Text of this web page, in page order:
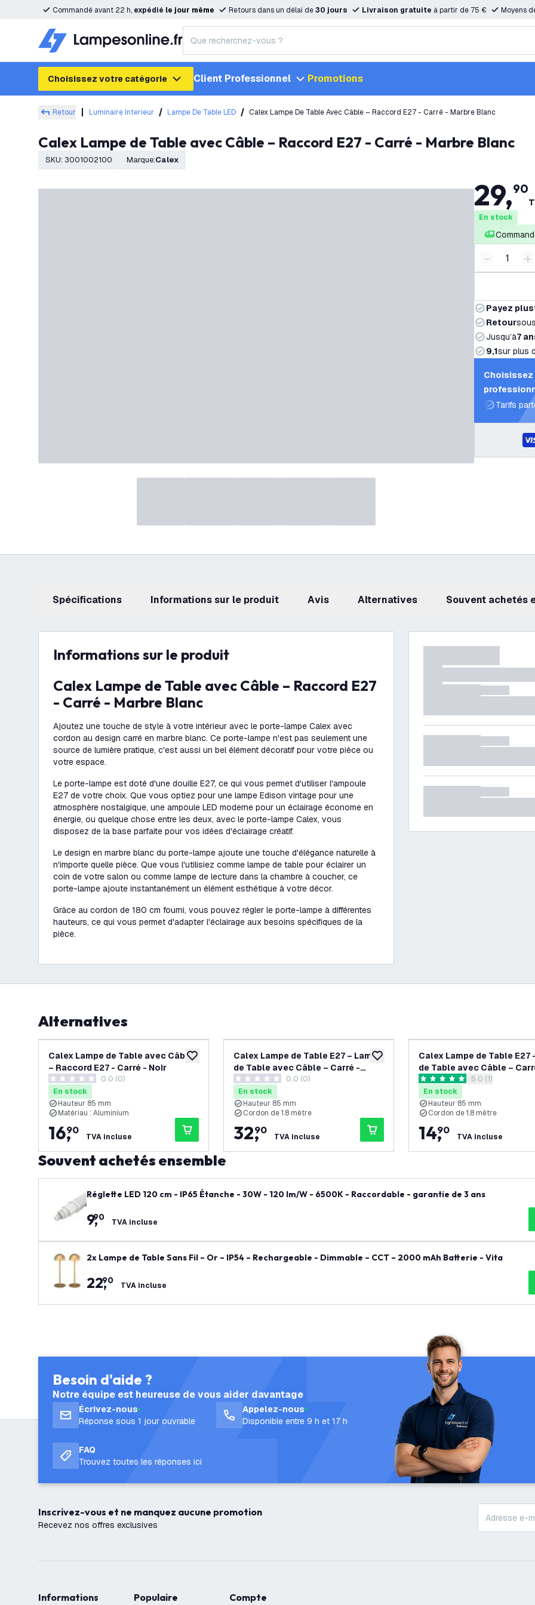
Commandé avant 22 h, expédié le jour même Retours dans un délai de30 jours Livraison gratuite à partir de 75 € Moyens
Choisissez votre catégorie Client Professionnel Promotions
Retour Luminaire Interieur Lampe De Table LED Calex Lampe De Table Avec Câble – Raccord E27 - Carré - Marbre Blanc
Calex Lampe de Table avec Câble – Raccord E27 - Carré - Marbre Blanc
SKU: 3001002100 Marque: Calex
29,90
En stock
Diminuer
- +
Payez plus
Retoursous
Jusqu’à7
9,1sur plus
Tarifs
Spécifications Informations sur le produit avis Alternatives Souvent achetés
Informations sur le produit
Calex Lampe de Table avec Câble – Raccord E27
- Carré - Marbre Blanc
Ajoutez une touche de style à votre intérieur avec le porte-lampe Calex avec
cordon au design carré en marbre blanc. Ce porte-lampe n'est pas seulement une
source de lumière pratique, c'est aussi un bel élément décoratif pour votre pièce ou
votre espace.
Le porte-lampe est doté d'une douille E27, ce qui vous permet d'utiliser l'ampoule
E27 de votre choix. Que vous optiez pour une lampe Edison vintage pour une
atmosphère nostalgique, une ampoule LED moderne pour un éclairage économe en
énergie, ou quelque chose entre les deux, avec le porte-lampe Calex, vous
disposez de la base parfaite pour vos idées d'éclairage créatif.
Le design en marbre blanc du porte-lampe ajoute une touche d'élégance naturelle à
n'importe quelle pièce. Que vous l'utilisiez comme lampe de table pour éclairer un
coin de votre salon ou comme lampe de lecture dans la chambre à coucher, ce
porte-lampe ajoute instantanément un élément esthétique à votre décor.
Grâce au cordon de 180 cm fourni, vous pouvez régler le porte-lampe à différentes
hauteurs, ce qui vous permet d'adapter l'éclairage aux besoins spécifiques de la
pièce.
Alternatives
ajouter à la liste de souhaits
Calex Lampe de Table avec Câble
– Raccord E27 - Carré - Noir
0 étoiles de notation
0.0 (0)
En stock
Hauteur 85 mm
Matériau : Aluminium
16,
90
TVA incluse
ajouter à la liste de souhaits
Calex Lampe de Table E27 – Lampe
de Table avec Câble – Carré -
Marbre Noir
0 étoiles de notation
0.0 (0)
En stock
Hauteur 85 mm
Cordon de 1.8 mètre
32,
90
TVA incluse
Calex Lampe de Table E27
de Table avec Câble –
ouvrir le tiroir des
5 étoiles de notation
5.0 (1)
En stock
Hauteur 85 mm
Cordon de 1.8 mètre
14,
90
TVA incluse
Souvent achetés ensemble
Réglette LED 120 cm - IP65 Étanche - 30W - 120 lm/W - 6500K - Raccordable - garantie de 3 ans
9,
90 TVA incluse
2x Lampe de Table Sans Fil – Or – IP54 – Rechargeable - Dimmable – CCT – 2000 mAh Batterie - Vita
22,
90 TVA incluse
Besoin d'aide ?
Notre équipe est heureuse de vous aider davantage
Écrivez-nous
Réponse sous 1 jour ouvrable
Appelez-nous
Disponible entre 9 h et 17 h
FAQ
Trouvez toutes les réponses ici
Inscrivez-vous et ne manquez aucune promotion
Recevez nos offres exclusives
Informations Populaire Compte